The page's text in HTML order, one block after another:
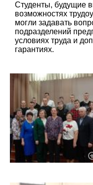
Студенты, будущие
возможностях
могли задавать
подразделений
условиях труда и
гарантиях.